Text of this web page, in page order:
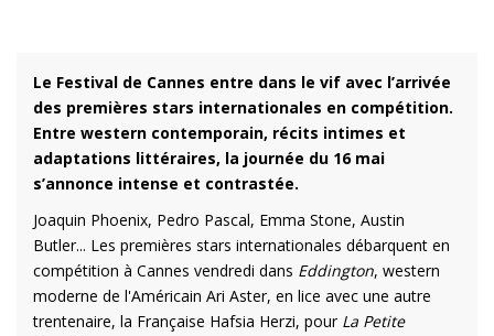
Le Festival de Cannes entre dans le vif avec l’arrivée
des premières stars internationales en compétition.
Entre western contemporain, récits intimes et
adaptations littéraires, la journée du 16 mai
s’annonce intense et contrastée.
Joaquin Phoenix, Pedro Pascal, Emma Stone, Austin
Butler... Les premières stars internationales débarquent en
compétition à Cannes vendredi dans Eddington, western
moderne de l'Américain Ari Aster, en lice avec une autre
trentenaire, la Française Hafsia Herzi, pour La Petite